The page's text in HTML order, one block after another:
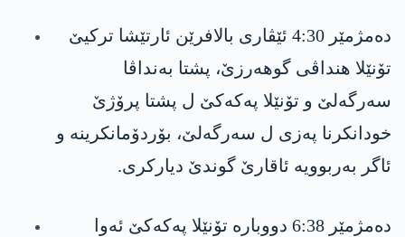
دەمژمێر 4:30 ئێڤاری بالافرێن ئارتێشا تركیێ
تۆنێلا هنداڤی گوھەرزێ، پشتا بەنداڤا
سەرگەلێ و تۆنێلا په‌كه‌كێ ل پشتا پرۆژێ
خودانکرنا پەزی ل سەرگەلێ، بۆردۆمانکرینە و
ئاگر بەربوویە ئاقارێ گوندێ ديارکری.
دەمژمێر 6:38 دووبارە تۆنێلا په‌كه‌كێ ئه‌وا